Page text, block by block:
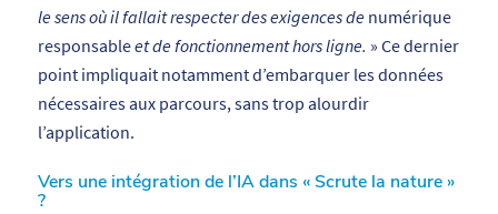
le sens où il fallait respecter des exigences de numérique
responsableet de fonctionnement hors ligne. » Ce dernier
point impliquait notamment d’embarquer les données
nécessaires aux parcours, sans trop alourdir
l’application.
Vers une intégration de l’IA dans « Scrute la nature »
?